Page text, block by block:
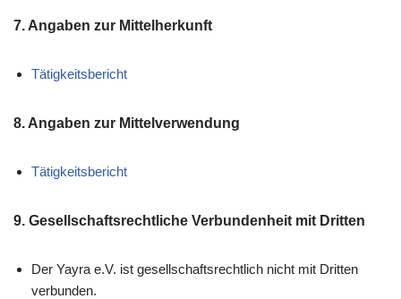
7. Angaben zur Mittelherkunft
Tätigkeitsbericht
8. Angaben zur Mittelverwendung
Tätigkeitsbericht
9. Gesellschaftsrechtliche Verbundenheit mit Dritten
Der Yayra e.V. ist gesellschaftsrechtlich nicht mit Dritten
verbunden.